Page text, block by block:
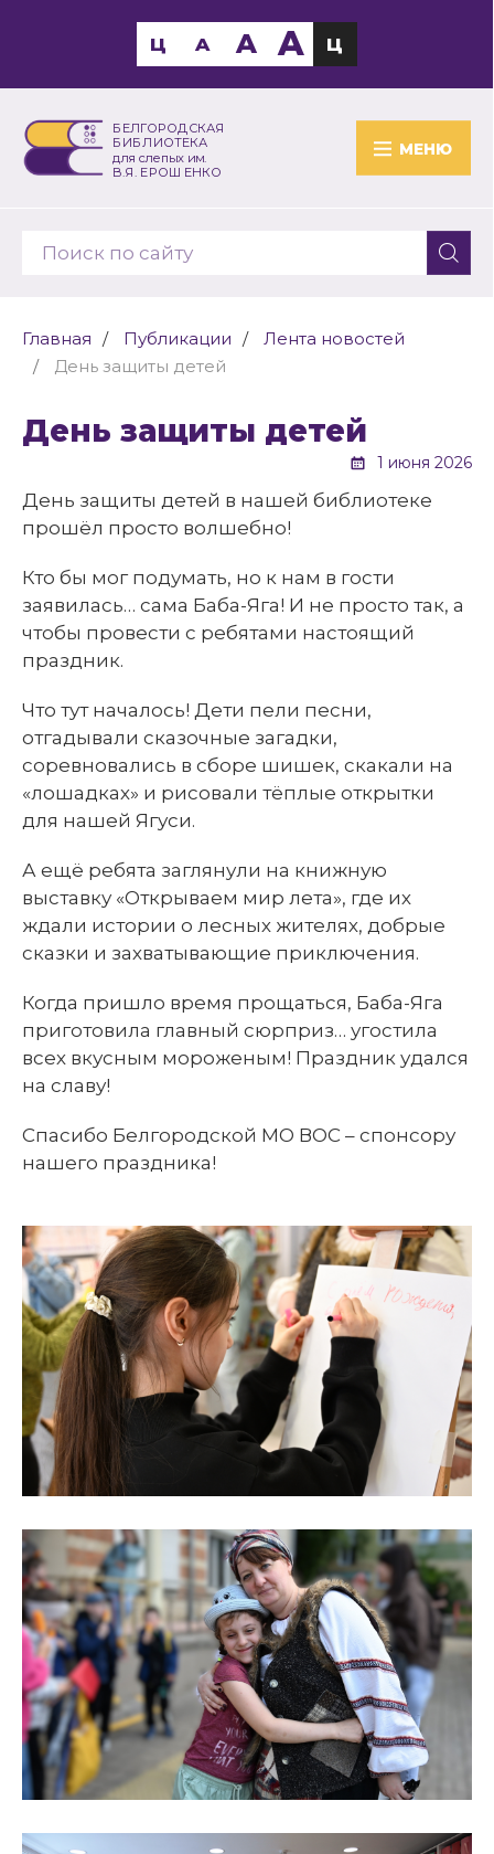
БЕЛГОРОДСКАЯ
БИБЛИОТЕКА
для слепых им.
В.Я. ЕРОШЕНКО
МЕНЮ
Ц A A A Ц
Главная Публикации
Лента новостей
День защиты детей
День защиты детей
1 июня 2026
День защиты детей в нашей библиотеке
прошёл просто волшебно!
Кто бы мог подумать, но к нам в гости
заявилась… сама Баба-Яга! И не просто так, а
чтобы провести с ребятами настоящий
праздник.
Что тут началось! Дети пели песни,
отгадывали сказочные загадки,
соревновались в сборе шишек, скакали на
«лошадках» и рисовали тёплые открытки
для нашей Ягуси.
А ещё ребята заглянули на книжную
выставку «Открываем мир лета», где их
ждали истории о лесных жителях, добрые
сказки и захватывающие приключения.
Когда пришло время прощаться, Баба-Яга
приготовила главный сюрприз… угостила
всех вкусным мороженым! Праздник удался
на славу!
Спасибо Белгородской МО ВОС – спонсору
нашего праздника!